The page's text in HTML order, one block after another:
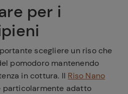
per i
scegliere un riso che
pomodoro mantenendo
in cottura. Il Riso Nano
particolarmente adatto